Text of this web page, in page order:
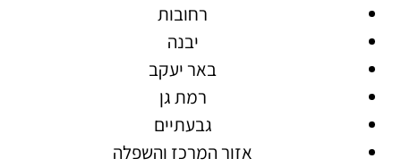
רחובות
יבנה
באר יעקב
רמת גן
גבעתיים
אזור המרכז והשפלה